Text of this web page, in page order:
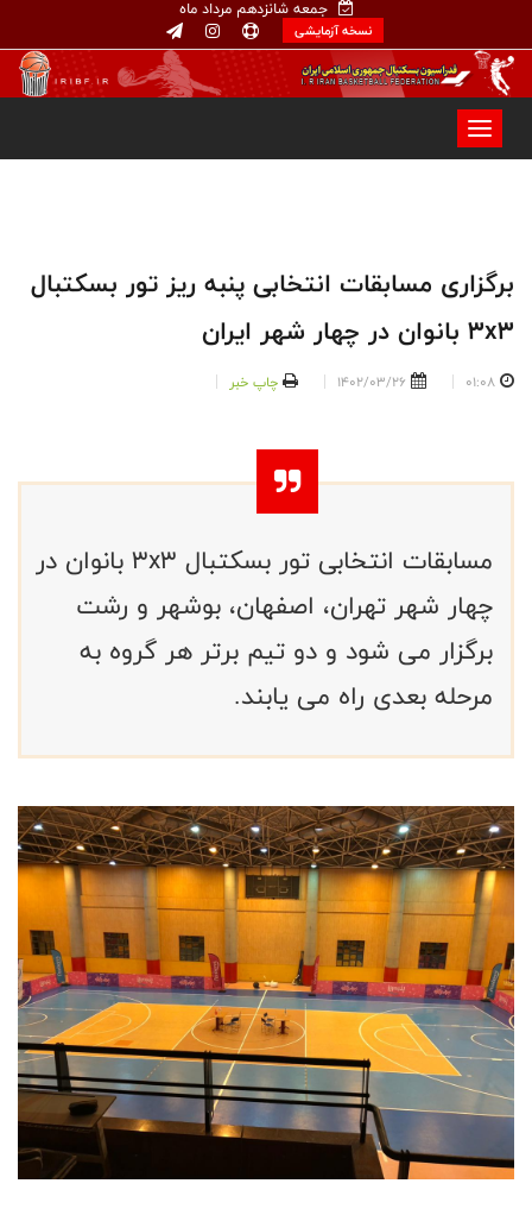
جمعه شانزدهم مرداد ماه
نسخه آزمایشی
برگزاری مسابقات انتخابی پنبه ریز تور بسکتبال
۳x۳ بانوان ‌در چهار شهر ایران
01:08
1402/03/26 چاپ خبر
مسابقات انتخابی تور بسکتبال ۳x۳ بانوان در
چهار شهر تهران، اصفهان، بوشهر و رشت
برگزار می شود و دو تیم برتر هر گروه به
مرحله بعدی راه می یابند.